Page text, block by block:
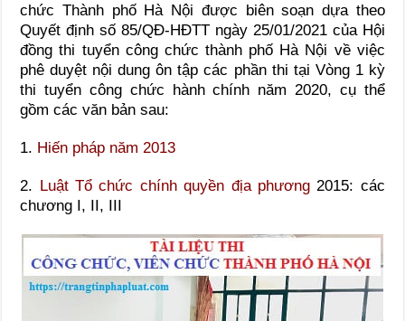
chức Thành phố Hà Nội được biên soạn dựa theo
Quyết định số 85/QĐ-HĐTT ngày 25/01/2021 của Hội
đồng thi tuyển công chức thành phố Hà Nội về việc
phê duyệt nội dung ôn tập các phần thi tại Vòng 1 kỳ
thi tuyển công chức hành chính năm 2020, cụ thể
gồm các văn bản sau:
1. Hiến pháp năm 2013
2. Luật Tổ chức chính quyền địa phương2015: các
chương I, II, III